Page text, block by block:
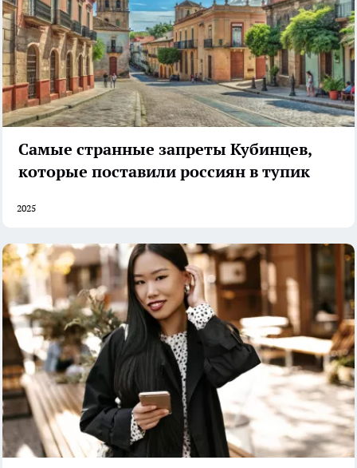
Самые странные запреты Кубинцев,
которые поставили россиян в тупик
2025